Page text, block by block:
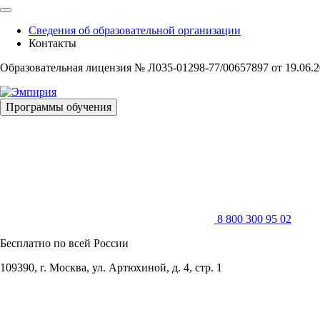
Skip
contentСведения об образовательной организации
Контакты
Образовательная лицензия № Л035-01298-77/00657897 от
Программы обучения
8 800 300 95 02
Бесплатно по всей России
109390, г. Москва, ул. Артюхиной, д. 4, стр. 1